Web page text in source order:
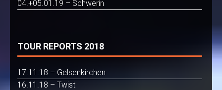
04.+05.01.19 – Schwerin
TOUR REPORTS 2018
17.11.18 – Gelsenkirchen
16.11.18 – Twist